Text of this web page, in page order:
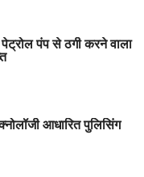
पंप से ठगी करने वाला
आधारित पुलिसिंग